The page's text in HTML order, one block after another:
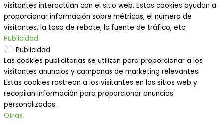
visitantes interactúan con el sitio web. Estas cookies ayudan a
proporcionar información sobre métricas, el número de
visitantes, la tasa de rebote, la fuente de tráfico, etc.
Publicidad
Publicidad
Las cookies publicitarias se utilizan para proporcionar a los
visitantes anuncios y campañas de marketing relevantes.
Estas cookies rastrean a los visitantes en los sitios web y
recopilan información para proporcionar anuncios
personalizados.
Otras